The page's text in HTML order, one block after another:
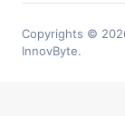
Copyrights © 2026
InnovByte.